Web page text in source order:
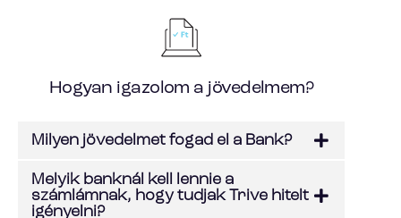
Hogyan igazolom a jövedelmem?
Milyen jövedelmet fogad el a Bank?
Melyik banknál kell lennie a
számlámnak, hogy tudjak Trive hitelt
igényelni?